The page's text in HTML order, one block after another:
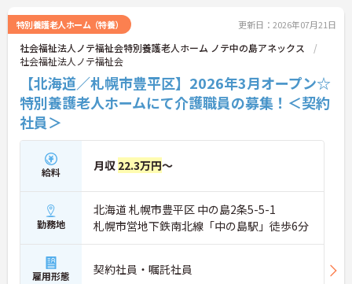
分に活かし、ご自身の生活も大切にしながら長期的
に活躍できるおすすめの環境です。
★おすすめPOINT★
【安定した経営基盤とキャリア支援】
・全国140以上の施設を展開し連続増収を続ける安
定法人が運営しています
・資格取得支援や職種別研修制度があり有資格者の
スキルアップを応援しています
しの良い環境です
【最新設備による負担軽減と働きやすさ】
・最新の見守りシステム導入により夜勤時の巡視の
手間を大きく軽減しています
・機器の導入にあたっては誰でも使いこなせるよう
丁寧な指導を実施しています
【生活を支える充実の福利厚生】
・住宅手当や子供手当などご家族の生活もサポート
特別養護老人ホーム（特養） 更新日：2026年07月21日
社会福祉法人ノテ福祉会特別養護老人ホーム ノテ中の島アネックス
社会福祉法人ノテ福祉会
【北海道／札幌市豊平区】2026年3月オープン☆
特別養護老人ホームにて介護職員の募集！＜契約
社員＞
給料 月収 22.3万円～
勤務地
北海道 札幌市豊平区 中の島2条5-5-1
札幌市営地下鉄南北線「中の島駅」徒歩6分
雇用形態 契約社員・嘱託社員